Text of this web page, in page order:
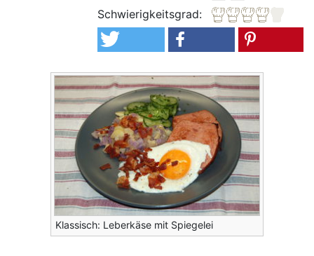
Schwierigkeitsgrad:
Klassisch: Leberkäse mit Spiegelei